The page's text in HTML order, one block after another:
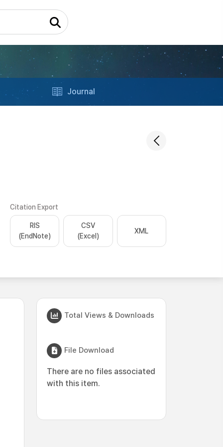
Journal
Citation Export
RIS
(EndNote)
CSV
(Excel)
XML
Total Views & Downloads
File Download
There are no files associated
with this item.